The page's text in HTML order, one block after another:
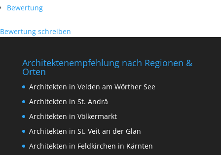
Bewertung
Bewertung schreiben
Architektenempfehlung nach Regionen &
Orten
Architekten in Velden am Wörther See
Architekten in St. Andrä
Architekten in Völkermarkt
Architekten in St. Veit an der Glan
Architekten in Feldkirchen in Kärnten